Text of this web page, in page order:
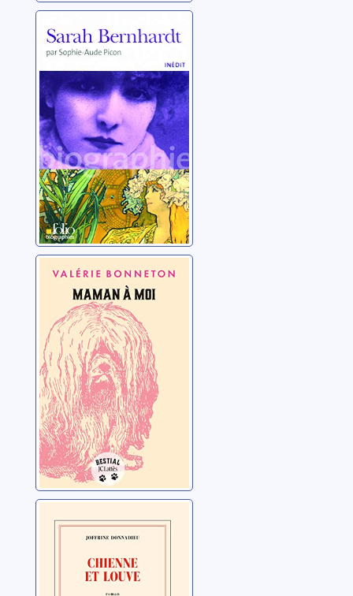
Sarah Bernhardt
Picon, Sophie-Aude
Maman à moi
Bonneton, Valérie
Chienne et louve
Donnadieu, Joffrine